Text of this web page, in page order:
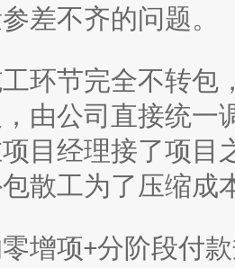
差不齐的问题。
环节完全不转包
由公司直接统一
目经理接了项目
包散工为了压缩
增项+分阶段付